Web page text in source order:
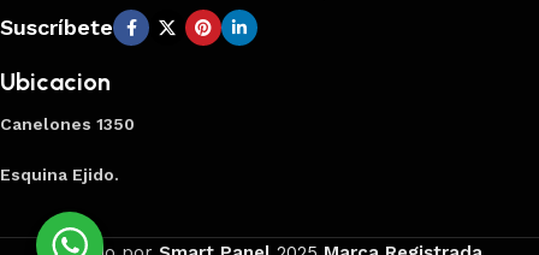
Suscríbete
Ubicacion
Canelones 1350
Esquina Ejido.